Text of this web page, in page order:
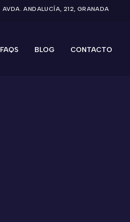
AVDA. ANDALUCÍA, 212, GRANADA
FAQS BLOG CONTACTO